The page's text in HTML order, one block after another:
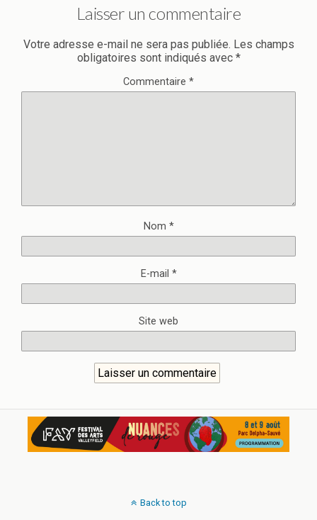
Laisser un commentaire
Votre adresse e-mail ne sera pas publiée. Les champs
obligatoires sont indiqués avec *
Commentaire *
Nom *
E-mail *
Site web
Back to top